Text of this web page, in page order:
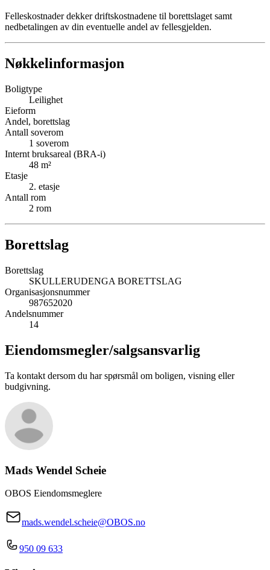
Felleskostnader dekker driftskostnadene til borettslaget samt
nedbetalingen av din eventuelle andel av fellesgjelden.
Nøkkelinformasjon
Boligtype
Leilighet
Eieform
Andel, borettslag
Antall soverom
1 soverom
Internt bruksareal (BRA-i)
48 m²
Etasje
2. etasje
Antall rom
2 rom
Borettslag
Borettslag
SKULLERUDENGA BORETTSLAG
Organisasjonsnummer
987652020
Andelsnummer
14
Eiendomsmegler/salgsansvarlig
Ta kontakt dersom du har spørsmål om boligen, visning eller
budgivning.
Mads Wendel Scheie
OBOS Eiendomsmeglere
mads.wendel.scheie@OBOS.no
950 09 633